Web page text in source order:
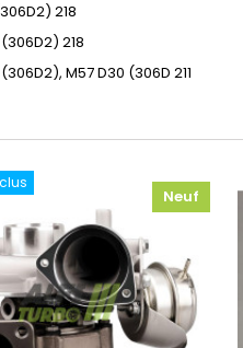
218
218
M57 D30 (306D 211
Neuf